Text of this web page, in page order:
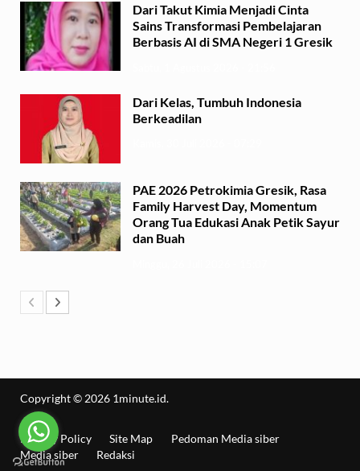
Dari Takut Kimia Menjadi Cinta
Sains Transformasi Pembelajaran
Berbasis AI di SMA Negeri 1 Gresik
Dari Kelas, Tumbuh Indonesia
Berkeadilan
PAE 2026 Petrokimia Gresik, Rasa
Family Harvest Day, Momentum
Orang Tua Edukasi Anak Petik Sayur
dan Buah
Copyright © 2026 1minute.id.
Privacy Policy Site Map
Pedoman Media siber
Media siber
Redaksi